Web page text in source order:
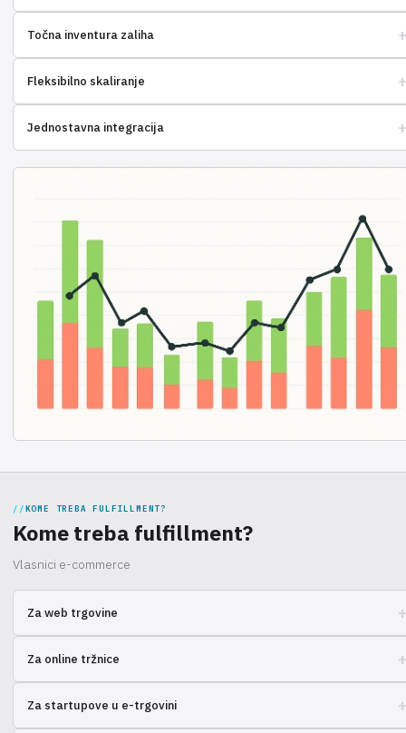
Točna inventura zaliha
Fleksibilno skaliranje
Jednostavna integracija
KOME TREBA FULFILLMENT?
Kome treba fulfillment?
Vlasnici e-commerce
Za web trgovine
optimizirajte logistiku.
Za online tržnice
skaliranje poslovanja.
Za startupove u e-trgovini